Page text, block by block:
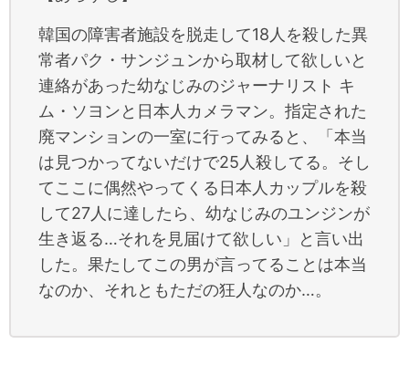
韓国の障害者施設を脱走して18人を殺した異
常者パク・サンジュンから取材して欲しいと
連絡があった幼なじみのジャーナリスト キ
ム・ソヨンと日本人カメラマン。指定された
廃マンションの一室に行ってみると、「本当
は見つかってないだけで25人殺してる。そし
てここに偶然やってくる日本人カップルを殺
して27人に達したら、幼なじみのユンジンが
生き返る…それを見届けて欲しい」と言い出
した。果たしてこの男が言ってることは本当
なのか、それともただの狂人なのか…。